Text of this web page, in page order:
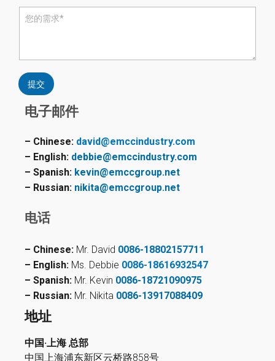
论
*
提交
电子邮件
– Chinese: david@emccindustry.com
– English: debbie@emccindustry.com
– Spanish: kevin@emccgroup.net
– Russian: nikita@emccgroup.net
电话
– Chinese: Mr. David 0086-18802157711
– English: Ms. Debbie 0086-18616932547
– Spanish: Mr. Kevin 0086-18721090975
– Russian: Mr. Nikita 0086-13917088409
地址
中国·上海 总部
中国上海浦东新区云桥路858号